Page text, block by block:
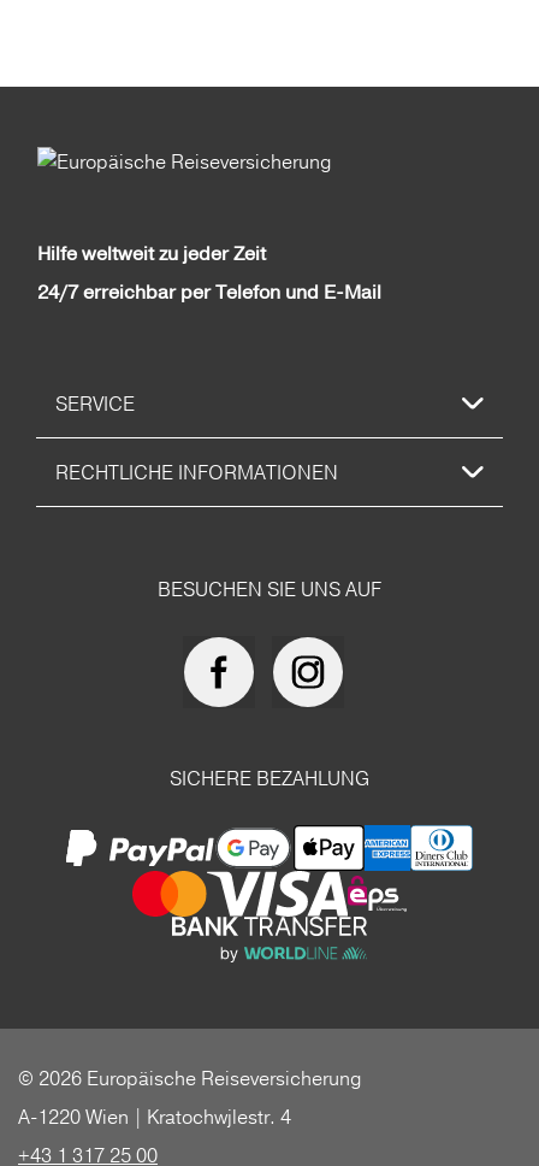
Hilfe weltweit zu jeder Zeit
24/7 erreichbar per Telefon und E-Mail
SERVICE
RECHTLICHE INFORMATIONEN
BESUCHEN SIE UNS AUF
SICHERE BEZAHLUNG
© 2026 Europäische Reiseversicherung
A-1220 Wien | Kratochwjlestr. 4
+43 1 317 25 00